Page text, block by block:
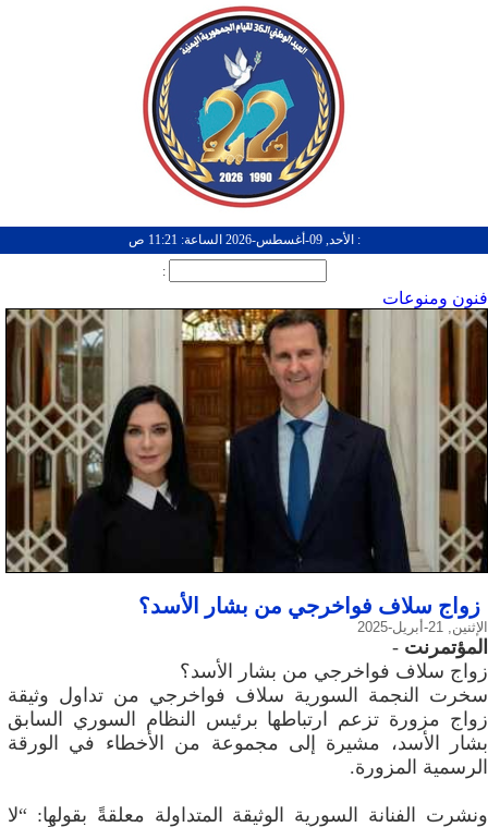
: الأحد, 09-أغسطس-2026 الساعة: 11:21 ص
:
فنون ومنوعات
زواج سلاف فواخرجي من بشار الأسد؟
الإثنين, 21-أبريل-2025
المؤتمرنت -
زواج سلاف فواخرجي من بشار الأسد؟
سخرت النجمة السورية سلاف فواخرجي من تداول وثيقة
زواج مزورة تزعم ارتباطها برئيس النظام السوري السابق
بشار الأسد، مشيرة إلى مجموعة من الأخطاء في الورقة
الرسمية المزورة.
ونشرت الفنانة السورية الوثيقة المتداولة معلقةً بقولها: “لا